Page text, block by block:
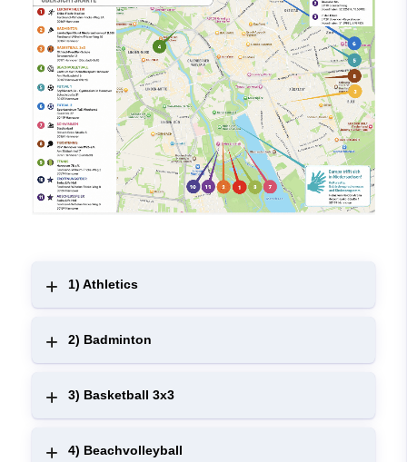
1) Athletics
2) Badminton
3) Basketball 3x3
4) Beachvolleyball